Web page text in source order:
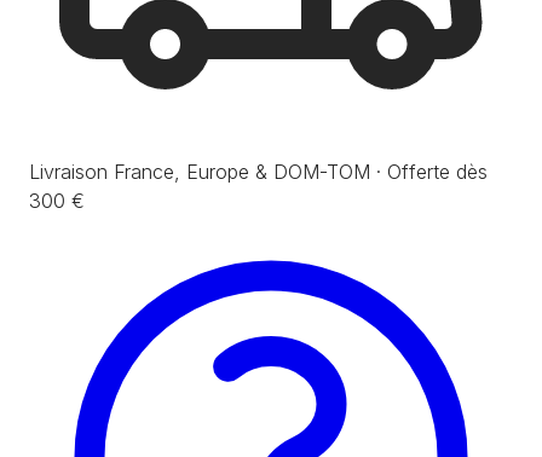
Livraison France, Europe & DOM-TOM · Offerte dès
300 €